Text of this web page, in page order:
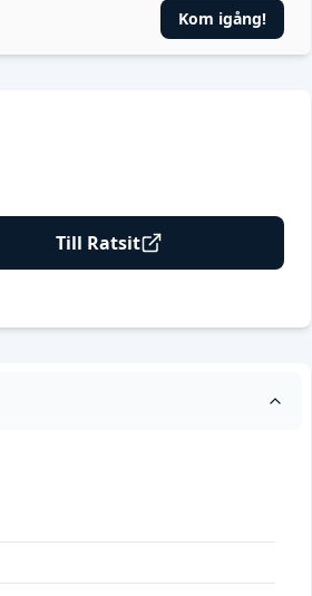
Kom igång!
Till Ratsit